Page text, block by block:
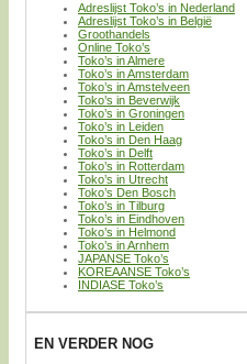
Adreslijst Toko’s in Nederland
Adreslijst Toko’s in België
Groothandels
Online Toko’s
Toko’s in Almere
Toko’s in Amsterdam
Toko’s in Amstelveen
Toko’s in Beverwijk
Toko’s in Groningen
Toko’s in Leiden
Toko’s in Den Haag
Toko’s in Delft
Toko’s in Rotterdam
Toko’s in Utrecht
Toko’s Den Bosch
Toko’s in Tilburg
Toko’s in Eindhoven
Toko’s in Helmond
Toko’s in Arnhem
JAPANSE Toko’s
KOREAANSE Toko’s
INDIASE Toko’s
EN VERDER NOG